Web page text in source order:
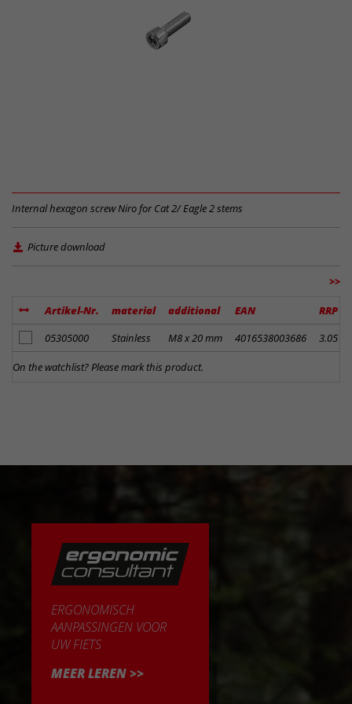
Internal hexagon screw Niro for Cat 2/ Eagle 2 stems
Picture download
>>
Artikel-Nr. material additional EAN RRP
add to notes
05305000 Stainless M8 x 20 mm 4016538003686 3.05
On the watchlist? Please mark this product.
ERGONOMISCH
AANPASSINGEN VOOR
UW FIETS
MEER LEREN >>